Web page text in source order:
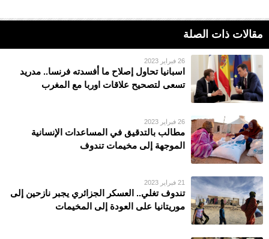
مقالات ذات الصلة
26 فبراير 2023
اسبانيا تحاول إصلاح ما أفسدته فرنسا.. مدريد
تسعى لتصحيح علاقات اوربا مع المغرب
26 فبراير 2023
مطالب بالتدقيق في المساعدات الإنسانية
الموجهة إلى مخيمات تندوف
21 فبراير 2023
تندوف تغلي.. العسكر الجزائري يجبر نازحين إلى
موريتانيا على العودة إلى المخيمات